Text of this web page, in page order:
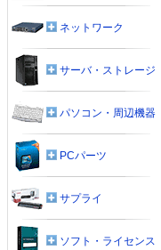
ネットワーク
サーバ・ストレージ
パソコン・周辺機器
PCパーツ
サプライ
ソフト・ライセンス